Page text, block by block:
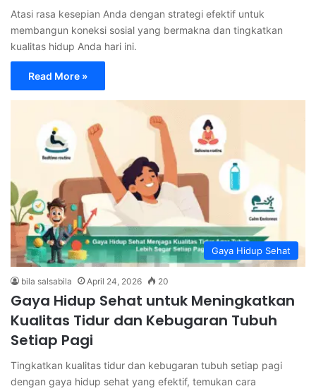
Atasi rasa kesepian Anda dengan strategi efektif untuk
membangun koneksi sosial yang bermakna dan tingkatkan
kualitas hidup Anda hari ini.
Read More »
Gaya Hidup Sehat
bila salsabila April 24, 2026 20
Gaya Hidup Sehat untuk Meningkatkan
Kualitas Tidur dan Kebugaran Tubuh
Setiap Pagi
Tingkatkan kualitas tidur dan kebugaran tubuh setiap pagi
dengan gaya hidup sehat yang efektif, temukan cara